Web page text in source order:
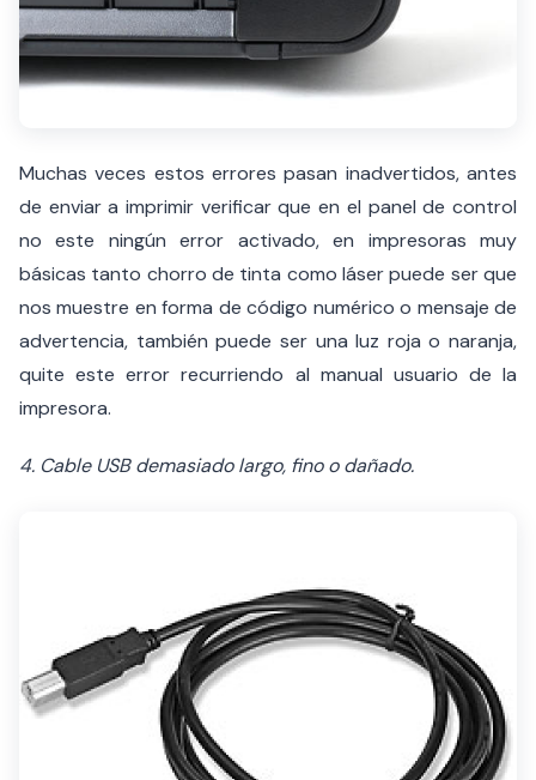
Muchas veces estos errores pasan inadvertidos, antes
de enviar a imprimir verificar que en el panel de control
no este ningún error activado, en impresoras muy
básicas tanto chorro de tinta como láser puede ser que
nos muestre en forma de código numérico o mensaje de
advertencia, también puede ser una luz roja o naranja,
quite este error recurriendo al manual usuario de la
impresora.
4. Cable USB demasiado largo, fino o dañado.